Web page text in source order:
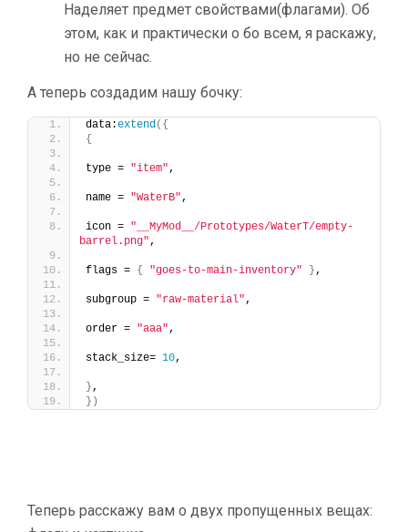
Наделяет предмет свойствами(флагами). Об
этом, как и практически о бо всем, я раскажу,
но не сейчас.
А теперь создадим нашу бочку:
data:extend({
{
type = "item",
name = "WaterB",
icon = "__MyMod__/Prototypes/WaterT/empty-
barrel.png",
flags = { "goes-to-main-inventory" },
subgroup = "raw-material",
order = "aaa",
stack_size= 10,
},
})
Теперь расскажу вам о двух пропущенных вещах: